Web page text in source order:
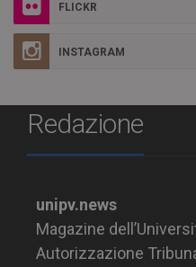
FLICKR
INSTAGRAM
Redazione
unipv.news
Magazine
Autorizzazione